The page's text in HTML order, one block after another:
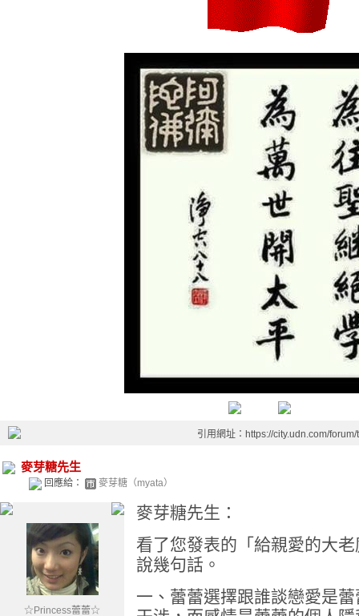
引用網址：https://city.udn.com/
麥芽糖先生
回應給： 麥芽糖（myata）
☆Princess蕾蕾☆
麥芽糖先生：
看了您發表的「給親愛的大
說幾句話。
一、蕾蕾選擇跟誰談戀愛是